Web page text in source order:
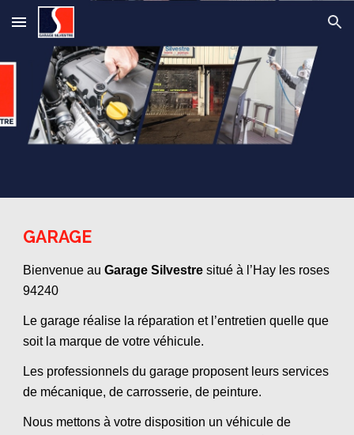
Skip to main content Skip to navigation
GARAGE
Bienvenue auGarage Silvestre situé à l’Hay les roses
94240
Le garage réalise la réparation et l’entretien quelle que
soit la marque de votre véhicule.
Les professionnels du garage proposent leurs services
de mécanique, de carrosserie, de peinture.
Nous mettons à votre disposition un véhicule de